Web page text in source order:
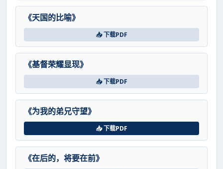
《天国的比喻》
📥 下载PDF
《基督荣耀显现》
📥 下载PDF
《为我的弟兄守望》
📥 下载PDF
《在后的，将要在前》